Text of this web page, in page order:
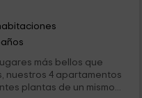
más bellos que
nuestros 4 apartamentos
plantas de un mismo...